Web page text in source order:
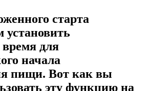
старта
установить
время для
начала
пищи. Вот как вы
эту функцию на